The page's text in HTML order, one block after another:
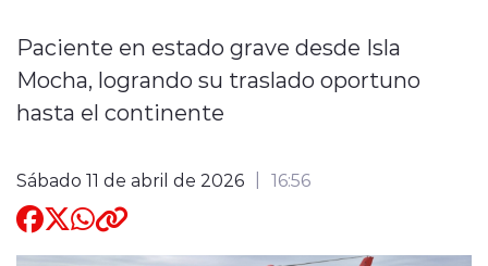
Entrevistas
Quienes Somos
Paciente en estado grave desde Isla
Mocha, logrando su traslado oportuno
hasta el continente
Sábado 11 de abril de 2026 16:56